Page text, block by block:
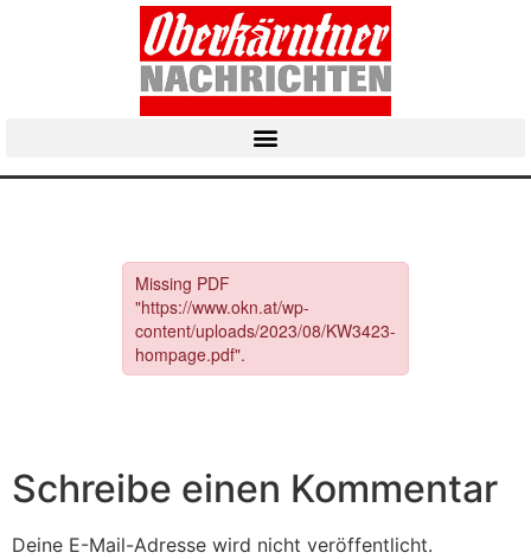
Schreibe einen Kommentar
Deine E-Mail-Adresse wird nicht veröffentlicht.